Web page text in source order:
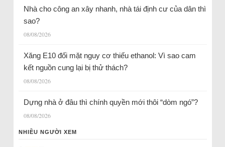
Nhà cho công an xây nhanh, nhà tái định cư của dân thì
sao?
08/08/2026
Xăng E10 đối mặt nguy cơ thiếu ethanol: Vì sao cam
kết nguồn cung lại bị thử thách?
08/08/2026
Dựng nhà ở đâu thì chính quyền mới thôi “dòm ngó”?
08/08/2026
NHIỀU NGƯỜI XEM